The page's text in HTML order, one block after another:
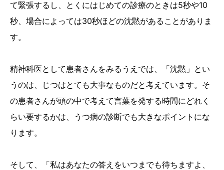
て緊張するし、とくにはじめての診療のときは5秒や10
秒、場合によっては30秒ほどの沈黙があることがありま
す。
精神科医として患者さんをみるうえでは、「沈黙」とい
うのは、じつはとても大事なものだと考えています。そ
の患者さんが頭の中で考えて言葉を発する時間にどれく
らい要するかは、うつ病の診断でも大きなポイントにな
ります。
そして、「私はあなたの答えをいつまでも待ちますよ、